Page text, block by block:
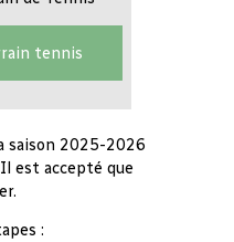
tennis
saison 2025-2026
est accepté que
: